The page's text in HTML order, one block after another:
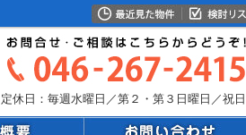
定休日：毎週水曜日／第２・第３日曜日／祝日